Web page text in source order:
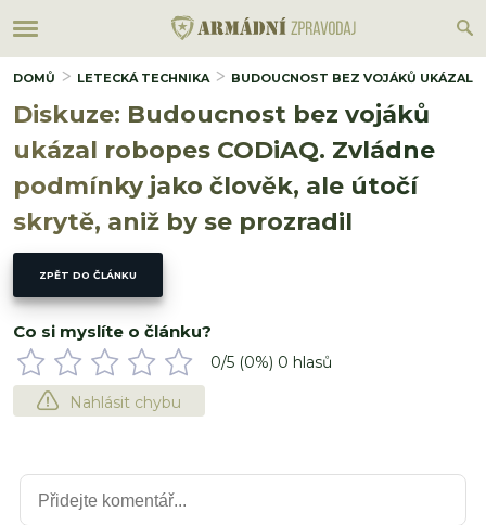
DOMŮ LETECKÁ TECHNIKA BUDOUCNOST BEZ VOJÁKŮ UKÁZAL
Diskuze: Budoucnost bez vojáků
ukázal robopes CODiAQ. Zvládne
podmínky jako člověk, ale útočí
skrytě, aniž by se prozradil
ZPĚT DO ČLÁNKU
Co si myslíte o článku?
0/5 (0%) 0 hlasů
Nahlásit chybu